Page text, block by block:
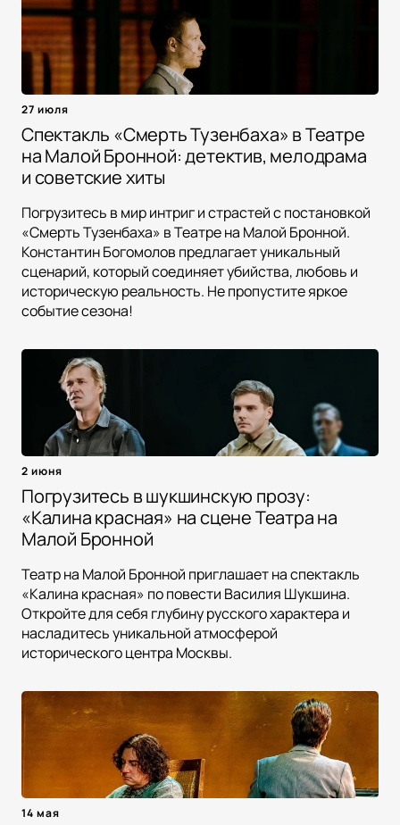
27 июля
Спектакль «Смерть Тузенбаха» в Театре
на Малой Бронной: детектив, мелодрама
и советские хиты
Погрузитесь в мир интриг и страстей с постановкой
«Смерть Тузенбаха» в Театре на Малой Бронной.
Константин Богомолов предлагает уникальный
сценарий, который соединяет убийства, любовь и
историческую реальность. Не пропустите яркое
событие сезона!
2 июня
Погрузитесь в шукшинскую прозу:
«Калина красная» на сцене Театра на
Малой Бронной
Театр на Малой Бронной приглашает на спектакль
«Калина красная» по повести Василия Шукшина.
Откройте для себя глубину русского характера и
насладитесь уникальной атмосферой
исторического центра Москвы.
14 мая